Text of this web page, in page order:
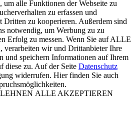
alle Funktionen der Webseite zu
zu erfassen und
Dritten zu kooperieren. Außerdem sind
notwendig, um Werbung zu zu
Erfolg zu messen. Wenn Sie auf ALLE
wir und Drittanbieter Ihre
und speichern Informationen auf Ihrem
diese zu. Auf der Seite Datenschutz
widerrufen. Hier finden Sie auch
ALLE AKZEPTIEREN